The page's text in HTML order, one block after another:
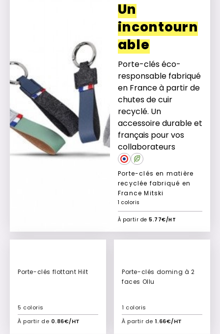
Un
incontourn
able
Porte-clés éco-
responsable fabriqué
en France à partir de
chutes de cuir
recyclé. Un
accessoire durable et
français pour vos
collaborateurs
Porte-clés en matière
recyclée fabriqué en
France Mitski
À partir de 5.77€/HT
1 coloris
Porte-clés flottant Hilt
À partir de 0.86€/HT
5 coloris
Porte-clés doming à 2
faces Ollu
À partir de 1.66€/HT
1 coloris